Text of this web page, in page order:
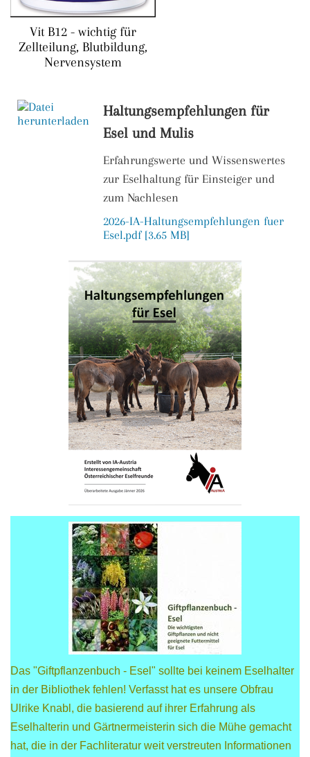
Vit B12 - wichtig für
Zellteilung, Blutbildung,
Nervensystem
Haltungsempfehlungen für
Esel und Mulis
Erfahrungswerte und Wissenswertes
zur Eselhaltung für Einsteiger und
zum Nachlesen
2026-IA-Haltungsempfehlungen fuer
Esel.pdf [3.65 MB]
Das "Giftpflanzenbuch - Esel" sollte bei keinem Eselhalter
in der Bibliothek fehlen! Verfasst hat es unsere Obfrau
Ulrike Knabl, die basierend auf ihrer Erfahrung als
Eselhalterin und Gärtnermeisterin sich die Mühe gemacht
hat, die in der Fachliteratur weit verstreuten Informationen